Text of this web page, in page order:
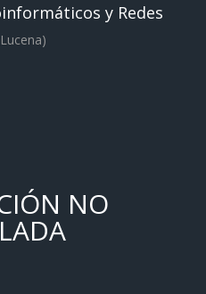
y Redes
NO